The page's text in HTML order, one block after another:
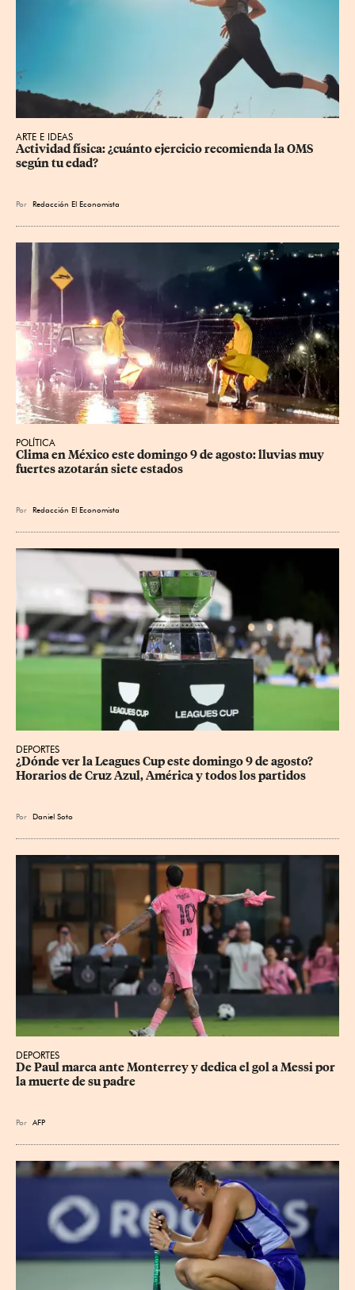
ARTE E IDEAS
Actividad física: ¿cuánto ejercicio recomienda la OMS
según tu edad?
Por Redacción El Economista
POLÍTICA
Clima en México este domingo 9 de agosto: lluvias muy
fuertes azotarán siete estados
Por Redacción El Economista
DEPORTES
¿Dónde ver la Leagues Cup este domingo 9 de agosto?
Horarios de Cruz Azul, América y todos los partidos
Por Daniel Soto
DEPORTES
De Paul marca ante Monterrey y dedica el gol a Messi por
la muerte de su padre
Por AFP